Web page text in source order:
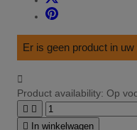
Er is geen product in

Product availability: Op
 

In winkelwagen